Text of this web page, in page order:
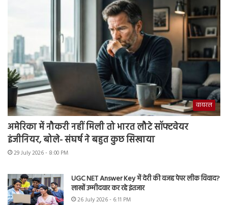
वायरल
अमेरिका में नौकरी नहीं मिली तो भारत लौटे सॉफ्टवेयर
इंजीनियर, बोले- संघर्ष ने बहुत कुछ सिखाया
29 July 2026 - 8:00 PM
UGC NET Answer Key में देरी की वजह पेपर लीक विवाद?
लाखों उम्मीदवार कर रहे इंतजार
26 July 2026 - 6:11 PM